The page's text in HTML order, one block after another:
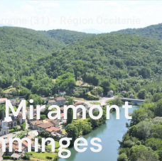
(31) - Région Occitanie